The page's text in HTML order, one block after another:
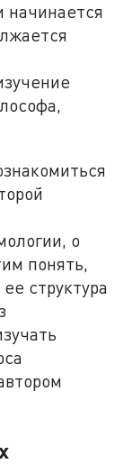
о
понять,
структура